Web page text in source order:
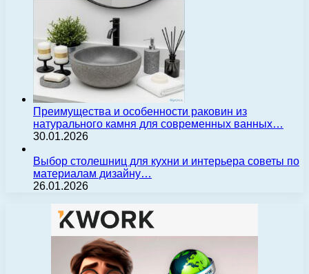
Преимущества и особенности раковин из
натурального камня для современных ванных…
30.01.2026
Выбор столешниц для кухни и интерьера советы по
материалам дизайну…
26.01.2026